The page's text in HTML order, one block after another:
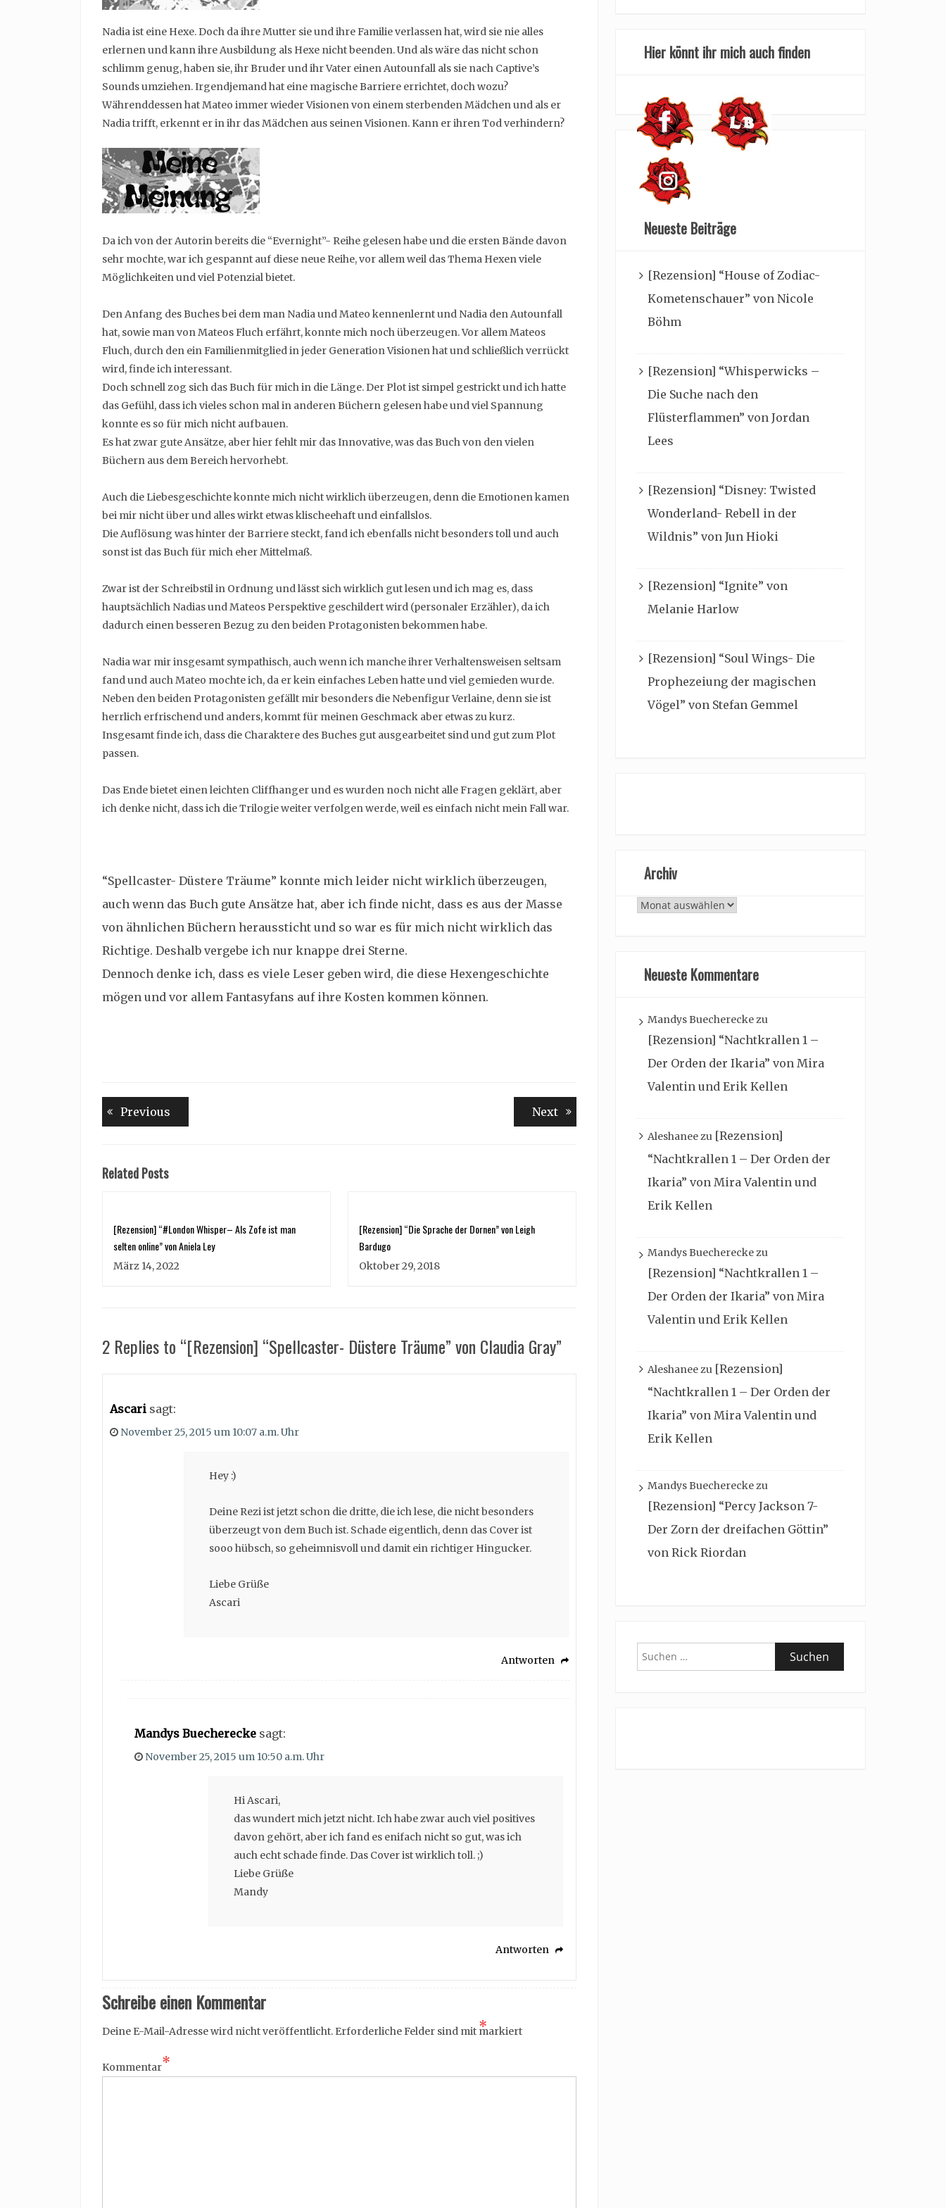
Nadia ist eine Hexe. Doch da ihre Mutter sie und ihre Familie verlassen hat, wird sie nie alles
erlernen und kann ihre Ausbildung als Hexe nicht beenden. Und als wäre das nicht schon
schlimm genug, haben sie, ihr Bruder und ihr Vater einen Autounfall als sie nach Captive’s
Sounds umziehen. Irgendjemand hat eine magische Barriere errichtet, doch wozu?
Währenddessen hat Mateo immer wieder Visionen von einem sterbenden Mädchen und als er
Nadia trifft, erkennt er in ihr das Mädchen aus seinen Visionen. Kann er ihren Tod verhindern?
Da ich von der Autorin bereits die “Evernight”- Reihe gelesen habe und die ersten Bände davon
sehr mochte, war ich gespannt auf diese neue Reihe, vor allem weil das Thema Hexen viele
Möglichkeiten und viel Potenzial bietet.
Den Anfang des Buches bei dem man Nadia und Mateo kennenlernt und Nadia den Autounfall
hat, sowie man von Mateos Fluch erfährt, konnte mich noch überzeugen. Vor allem Mateos
Fluch, durch den ein Familienmitglied in jeder Generation Visionen hat und schließlich verrückt
wird, finde ich interessant.
Doch schnell zog sich das Buch für mich in die Länge. Der Plot ist simpel gestrickt und ich hatte
das Gefühl, dass ich vieles schon mal in anderen Büchern gelesen habe und viel Spannung
konnte es so für mich nicht aufbauen.
Es hat zwar gute Ansätze, aber hier fehlt mir das Innovative, was das Buch von den vielen
Büchern aus dem Bereich hervorhebt.
Auch die Liebesgeschichte konnte mich nicht wirklich überzeugen, denn die Emotionen kamen
bei mir nicht über und alles wirkt etwas klischeehaft und einfallslos.
Die Auflösung was hinter der Barriere steckt, fand ich ebenfalls nicht besonders toll und auch
sonst ist das Buch für mich eher Mittelmaß.
Zwar ist der Schreibstil in Ordnung und lässt sich wirklich gut lesen und ich mag es, dass
hauptsächlich Nadias und Mateos Perspektive geschildert wird (personaler Erzähler), da ich
dadurch einen besseren Bezug zu den beiden Protagonisten bekommen habe.
Nadia war mir insgesamt sympathisch, auch wenn ich manche ihrer Verhaltensweisen seltsam
fand und auch Mateo mochte ich, da er kein einfaches Leben hatte und viel gemieden wurde.
Neben den beiden Protagonisten gefällt mir besonders die Nebenfigur Verlaine, denn sie ist
herrlich erfrischend und anders, kommt für meinen Geschmack aber etwas zu kurz.
Insgesamt finde ich, dass die Charaktere des Buches gut ausgearbeitet sind und gut zum Plot
passen.
Das Ende bietet einen leichten Cliffhanger und es wurden noch nicht alle Fragen geklärt, aber
ich denke nicht, dass ich die Trilogie weiter verfolgen werde, weil es einfach nicht mein Fall war.
“Spellcaster- Düstere Träume” konnte mich leider nicht wirklich überzeugen,
auch wenn das Buch gute Ansätze hat, aber ich finde nicht, dass es aus der Masse
von ähnlichen Büchern heraussticht und so war es für mich nicht wirklich das
Richtige. Deshalb vergebe ich nur knappe drei Sterne.
Dennoch denke ich, dass es viele Leser geben wird, die diese Hexengeschichte
mögen und vor allem Fantasyfans auf ihre Kosten kommen können.
Beitragsnavigation
Previous NextNext
Related Posts
[Rezension] “#London Whisper– Als Zofe ist man
selten online” von Aniela Ley
März 14, 2022
[Rezension] “Die Sprache der Dornen” von Leigh
Bardugo
Oktober 29, 2018
2 Replies to “[Rezension] “Spellcaster- Düstere Träume” von Claudia Gray”
Ascari sagt:
November 25, 2015 um 10:07 a.m. Uhr
Hey :)
Deine Rezi ist jetzt schon die dritte, die ich lese, die nicht besonders
überzeugt von dem Buch ist. Schade eigentlich, denn das Cover ist
sooo hübsch, so geheimnisvoll und damit ein richtiger Hingucker.
Liebe Grüße
Ascari
Antworten
Mandys Buecherecke sagt:
November 25, 2015 um 10:50 a.m. Uhr
Hi Ascari,
das wundert mich jetzt nicht. Ich habe zwar auch viel positives
davon gehört, aber ich fand es enifach nicht so gut, was ich
auch echt schade finde. Das Cover ist wirklich toll. ;)
Liebe Grüße
Mandy
Antworten
Schreibe einen Kommentar
Deine E-Mail-Adresse wird nicht veröffentlicht. Erforderliche Felder sind mit *
markiert
Kommentar*
Hier könnt ihr mich auch finden
Neueste Beiträge
[Rezension] “House of Zodiac-
Kometenschauer” von Nicole
Böhm
[Rezension] “Whisperwicks –
Die Suche nach den
Flüsterflammen” von Jordan
Lees
[Rezension] “Disney: Twisted
Wonderland- Rebell in der
Wildnis” von Jun Hioki
[Rezension] “Ignite” von
Melanie Harlow
[Rezension] “Soul Wings- Die
Prophezeiung der magischen
Vögel” von Stefan Gemmel
Archiv
Archiv
Neueste Kommentare
Mandys Buechereckezu
[Rezension] “Nachtkrallen 1 –
Der Orden der Ikaria” von Mira
Valentin und Erik Kellen
Aleshaneezu [Rezension]
“Nachtkrallen 1 – Der Orden der
Ikaria” von Mira Valentin und
Erik Kellen
Mandys Buechereckezu
[Rezension] “Nachtkrallen 1 –
Der Orden der Ikaria” von Mira
Valentin und Erik Kellen
Aleshaneezu [Rezension]
“Nachtkrallen 1 – Der Orden der
Ikaria” von Mira Valentin und
Erik Kellen
Mandys Buechereckezu
[Rezension] “Percy Jackson 7-
Der Zorn der dreifachen Göttin”
von Rick Riordan
Suchen
nach: